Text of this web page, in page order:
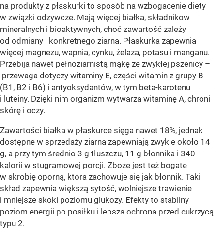
na produkty z płaskurki to sposób na wzbogacenie diety
w związki odżywcze. Mają więcej białka, składników
mineralnych i bioaktywnych, choć zawartość zależy
od odmiany i konkretnego ziarna. Płaskurka zapewnia
więcej magnezu, wapnia, cynku, żelaza, potasu i manganu.
Przebija nawet pełnoziarnistą mąkę ze zwykłej pszenicy –
przewaga dotyczy witaminy E, części witamin z grupy B
(B1, B2 i B6) i antyoksydantów, w tym beta-karotenu
i luteiny. Dzięki nim organizm wytwarza witaminę A, chroni
skórę i oczy.
Zawartości białka w płaskurce sięga nawet 18%, jednak
dostępne w sprzedaży ziarna zapewniają zwykle około 14
g, a przy tym średnio 3 g tłuszczu, 11 g błonnika i 340
kalorii w stugramowej porcji. Zboże jest też bogate
w skrobię oporną, która zachowuje się jak błonnik. Taki
skład zapewnia większą sytość, wolniejsze trawienie
i mniejsze skoki poziomu glukozy. Efekty to stabilny
poziom energii po posiłku i lepsza ochrona przed cukrzycą
typu 2.